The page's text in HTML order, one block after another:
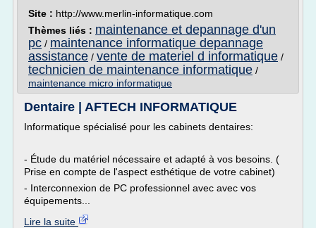
Site : http://www.merlin-informatique.com
Thèmes liés : maintenance et depannage d'un
pc / maintenance informatique depannage
assistance / vente de materiel d informatique /
technicien de maintenance informatique /
maintenance micro informatique
Dentaire | AFTECH INFORMATIQUE
Informatique spécialisé pour les cabinets dentaires:
- Étude du matériel nécessaire et adapté à vos besoins. (
Prise en compte de l'aspect esthétique de votre cabinet)
- Interconnexion de PC professionnel avec avec vos
équipements...
Lire la suite